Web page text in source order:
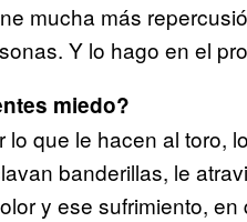
mucha más
Y lo hago en el
miedo?
lo que le hacen al toro,
banderillas, le
y ese sufrimiento,